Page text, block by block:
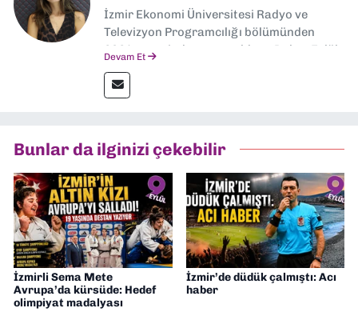
İzmir Ekonomi Üniversitesi Radyo ve
Televizyon Programcılığı bölümünden
2024 senesinde mezun oldum. Dokuz Eylül
editörlük görevini de üstleniyorum.
Devam Et
Bunlar da ilginizi çekebilir
İzmirli Sema Mete
Avrupa’da kürsüde: Hedef
olimpiyat madalyası
İzmir’de düdük çalmıştı: Acı
haber